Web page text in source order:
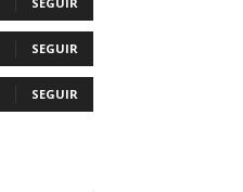
SEGUIR
SEGUIR